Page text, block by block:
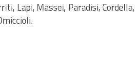
Lapi, Massei, Paradisi, Cordella,